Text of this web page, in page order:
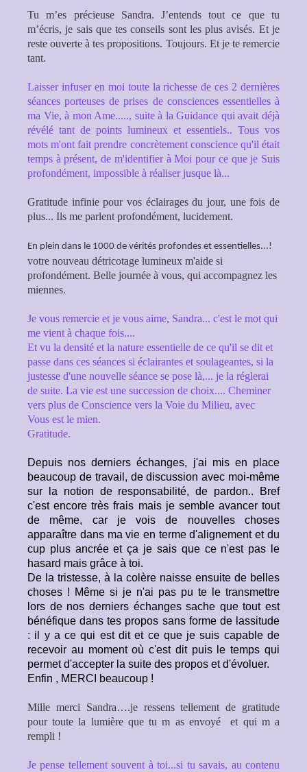
Tu m’es précieuse Sandra. J’entends tout ce que tu
m’écris, je sais que tes conseils sont les plus avisés. Et je
reste ouverte à tes propositions. Toujours. Et je te remercie
tant.
Laisser infuser en moi toute la richesse de ces 2 dernières
séances porteuses de prises de consciences essentielles à
ma Vie, à mon Ame....., suite à la Guidance qui avait déjà
révélé tant de points lumineux et essentiels.. Tous vos
mots m'ont fait prendre concrètement conscience qu'il était
temps à présent, de m'identifier à Moi pour ce que je Suis
profondément, impossible à réaliser jusque là...
Gratitude infinie pour vos éclairages du jour, une fois de
plus... Ils me parlent profondément, lucidement.
En plein dans le 1000 de vérités profondes et essentielles...!
votre nouveau détricotage lumineux m'aide si
profondément. Belle journée à vous, qui accompagnez les
miennes.
Je vous remercie et je vous aime, Sandra... c'est le mot qui
me vient à chaque fois....
Et vu la densité et la nature essentielle de ce qu'il se dit et
passe dans ces séances si éclairantes et soulageantes, si la
justesse d'une nouvelle séance se pose là,... je la réglerai
de suite. La vie est une succession de choix.... Cheminer
vers plus de Conscience vers la Voie du Milieu, avec
Vous est le mien.
Gratitude.
Depuis nos derniers échanges, j'ai mis en place
beaucoup de travail, de discussion avec moi-même
sur la notion de responsabilité, de pardon.. Bref
c'est encore très frais mais je semble avancer tout
de même, car je vois de nouvelles choses
apparaître dans ma vie en terme d'alignement et du
cup plus ancrée et ça je sais que ce n'est pas le
hasard mais grâce à toi.
De la tristesse, à la colère naisse ensuite de belles
choses ! Même si je n'ai pas pu te le transmettre
lors de nos derniers échanges sache que tout est
bénéfique dans tes propos sans forme de lassitude
: il y a ce qui est dit et ce que je suis capable de
recevoir au moment où c'est dit puis le temps qui
permet d'accepter la suite des propos et d'évoluer.
Enfin , MERCI beaucoup !
Mille merci Sandra….je ressens tellement de gratitude
pour toute la lumière que tu m as envoyé et qui m a
rempli !
Je pense tellement souvent à toi...si tu savais, au contenu